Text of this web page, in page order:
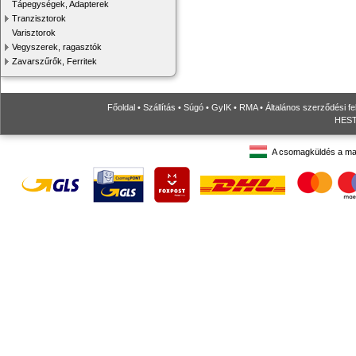
Tápegységek, Adapterek
Tranzisztorok
Varisztorok
Vegyszerek, ragasztók
Zavarszűrők, Ferritek
Főoldal • Szállítás • Súgó • GyIK • RMA• Általános szerződési
A csomagküldés a